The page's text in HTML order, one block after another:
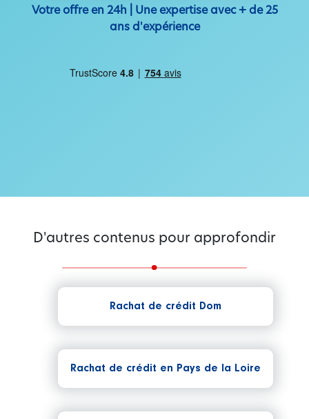
Votre offre en 24h | Une expertise avec + de 25
ans d'expérience
D'autres contenus pour approfondir
Rachat de crédit Dom
Rachat de crédit en Pays de la Loire